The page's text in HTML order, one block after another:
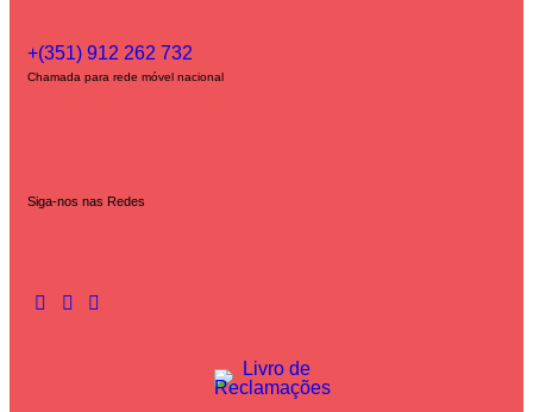
+(351) 912 262 732
Chamada para rede móvel nacional
Siga-nos nas Redes